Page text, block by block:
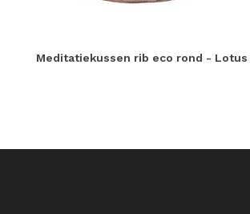
Meditatiekussen rib eco rond - Lotus